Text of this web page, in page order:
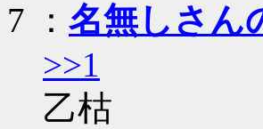
7 ： 名無しさん
>>1
乙枯